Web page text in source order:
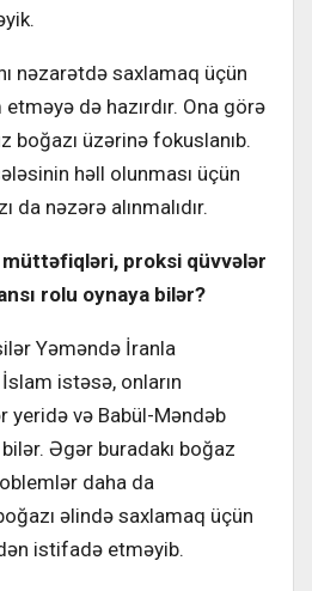
nəzarətdə saxlamaq üçün
də hazırdır. Ona görə
boğazı üzərinə fokuslanıb.
həll olunması üçün
da nəzərə alınmalıdır.
müttəfiqləri, proksi qüvvələr
rolu oynaya bilər?
Yəməndə İranla
istəsə, onların
yeridə və Babül-Məndəb
Əgər buradakı boğaz
daha da
əlində saxlamaq üçün
istifadə etməyib.